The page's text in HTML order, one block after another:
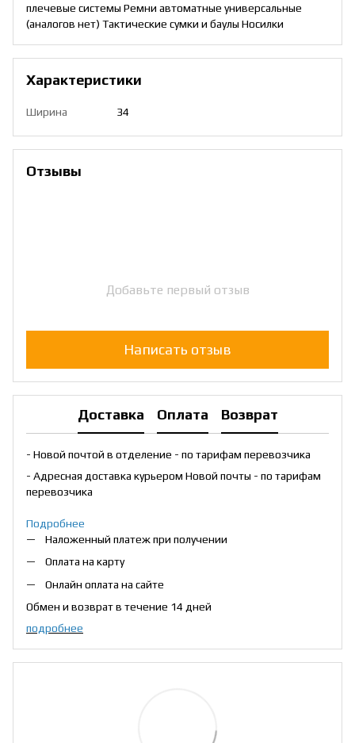
плечевые системы Ремни автоматные универсальные
(аналогов нет) Тактические сумки и баулы Носилки
Характеристики
Ширина 34
Отзывы
Добавьте первый отзыв
Написать отзыв
Доставка Оплата Возврат
- Новой почтой в отделение - по тарифам перевозчика
- Адресная доставка курьером Новой почты - по тарифам
перевозчика
Подробнее
Наложенный платеж при получении
Оплата на карту
Онлайн оплата на сайте
Обмен и возврат в течение 14 дней
подробнее